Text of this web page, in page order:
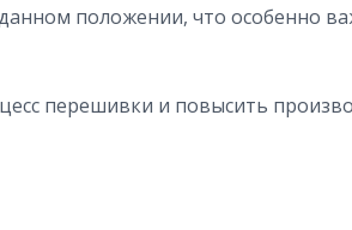
положении, что особенно
перешивки и повысить